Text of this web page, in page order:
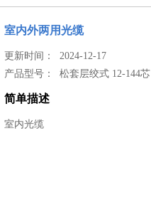
室内外两用光缆
更新时间： 2024-12-17
产品型号：松套层绞式 12-144芯
简单描述
室内光缆